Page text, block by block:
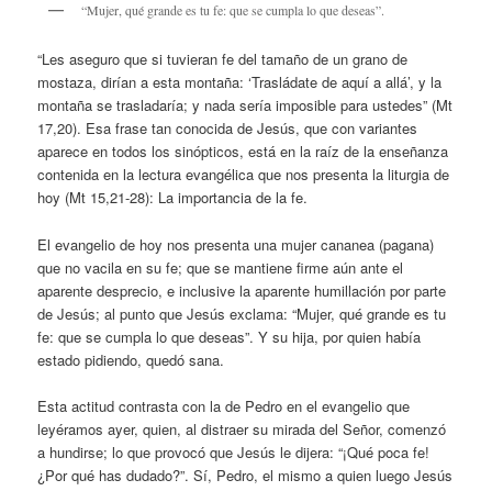
“Mujer, qué grande es tu fe: que se cumpla lo que deseas”.
“Les aseguro que si tuvieran fe del tamaño de un grano de
mostaza, dirían a esta montaña: ‘Trasládate de aquí a allá’, y la
montaña se trasladaría; y nada sería imposible para ustedes” (Mt
17,20). Esa frase tan conocida de Jesús, que con variantes
aparece en todos los sinópticos, está en la raíz de la enseñanza
contenida en la lectura evangélica que nos presenta la liturgia de
hoy (Mt 15,21-28): La importancia de la fe.
El evangelio de hoy nos presenta una mujer cananea (pagana)
que no vacila en su fe; que se mantiene firme aún ante el
aparente desprecio, e inclusive la aparente humillación por parte
de Jesús; al punto que Jesús exclama: “Mujer, qué grande es tu
fe: que se cumpla lo que deseas”. Y su hija, por quien había
estado pidiendo, quedó sana.
Esta actitud contrasta con la de Pedro en el evangelio que
leyéramos ayer, quien, al distraer su mirada del Señor, comenzó
a hundirse; lo que provocó que Jesús le dijera: “¡Qué poca fe!
¿Por qué has dudado?”. Sí, Pedro, el mismo a quien luego Jesús